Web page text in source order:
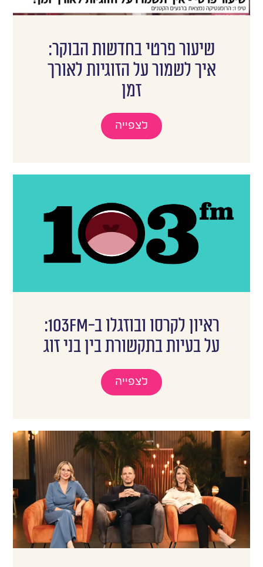
שיעור פרטי בחדשות הבוקר:
איך לשמור על הזוגיות לאורך
זמן
לצפייה
ראיון לקרסו ובוזגלו ב-103FM:
על בעיות בתקשורת בין בני זוג
לצפייה